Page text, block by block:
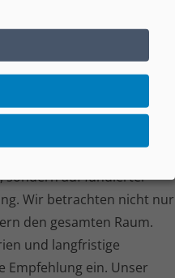
lässt.
bei Steinemann
Sie bei Steinemann
sondern auf fundierter
Wir betrachten nicht nur
den gesamten Raum.
und langfristige
Empfehlung ein. Unser